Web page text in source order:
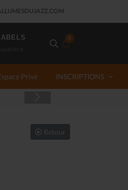
0
Privé INSCRIPTIONS
Retour